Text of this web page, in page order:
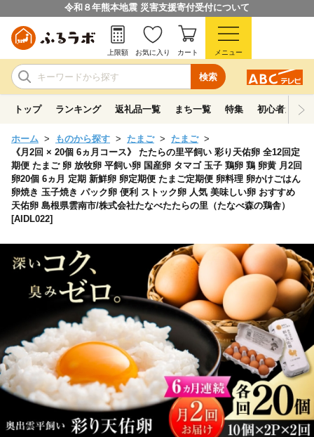
令和８年熊本地震 災害支援寄付受付について
検索
上限額 お気に入り カート メニュー
トップ ランキング 返礼品一覧 まち一覧 特集 初心者ガイド
ホーム ものから探す たまご
たまご
《月2回 × 20個 6ヵ月コース》 たたらの里平飼い 彩り天佑卵 全12回定
期便 たまご 卵 放牧卵 平飼い卵 国産卵 タマゴ 玉子 鶏卵 鶏 卵黄 月2回
卵20個 6ヵ月 定期 新鮮卵 卵定期便 たまご定期便 卵料理 卵かけごはん
卵焼き 玉子焼き パック卵 便利 ストック卵 人気 美味しい卵 おすすめ
天佑卵 島根県雲南市/株式会社たなべたたらの里（たなべ森の鶏舎）
[AIDL022]